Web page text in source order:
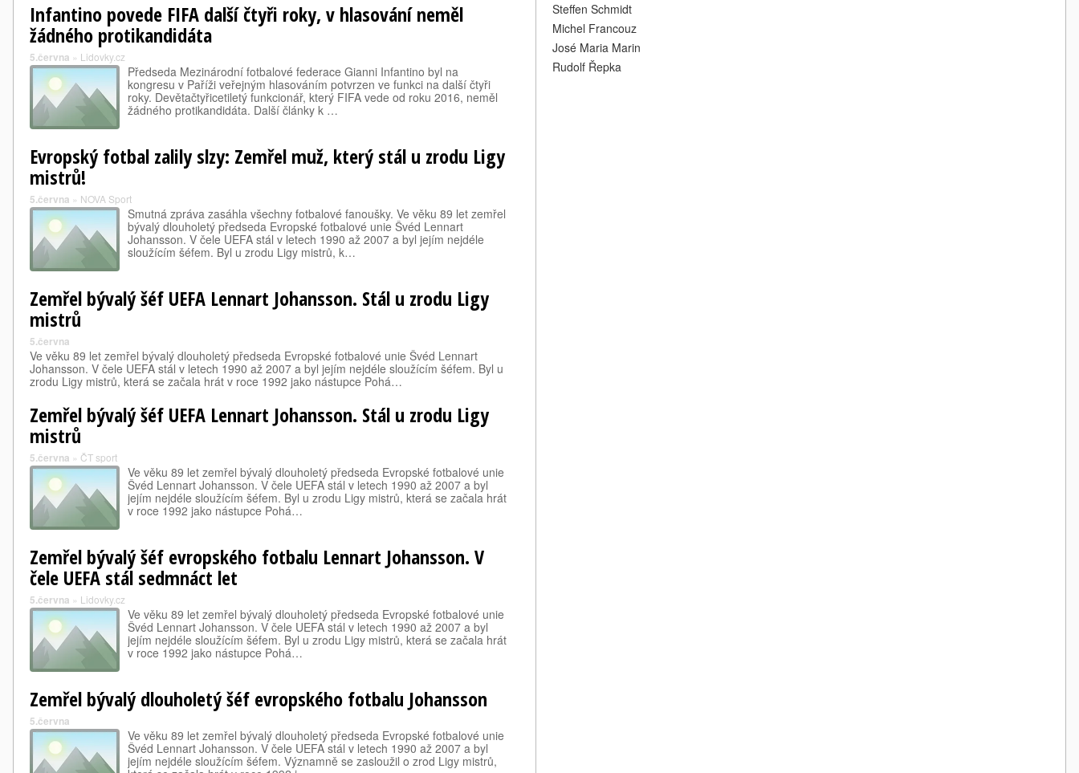
Infantino povede FIFA další čtyři roky, v hlasování neměl
žádného protikandidáta
5.června » Lidovky.cz
Předseda Mezinárodní fotbalové federace Gianni Infantino byl na
kongresu v Paříži veřejným hlasováním potvrzen ve funkci na další čtyři
roky. Devětačtyřicetiletý funkcionář, který FIFA vede od roku 2016, neměl
žádného protikandidáta. Další články k …
Evropský fotbal zalily slzy: Zemřel muž, který stál u zrodu Ligy
mistrů!
5.června » NOVA Sport
Smutná zpráva zasáhla všechny fotbalové fanoušky. Ve věku 89 let zemřel
bývalý dlouholetý předseda Evropské fotbalové unie Švéd Lennart
Johansson. V čele UEFA stál v letech 1990 až 2007 a byl jejím nejdéle
sloužícím šéfem. Byl u zrodu Ligy mistrů, k…
Zemřel bývalý šéf UEFA Lennart Johansson. Stál u zrodu Ligy
mistrů
5.června
Ve věku 89 let zemřel bývalý dlouholetý předseda Evropské fotbalové unie Švéd Lennart
Johansson. V čele UEFA stál v letech 1990 až 2007 a byl jejím nejdéle sloužícím šéfem. Byl u
zrodu Ligy mistrů, která se začala hrát v roce 1992 jako nástupce Pohá…
Zemřel bývalý šéf UEFA Lennart Johansson. Stál u zrodu Ligy
mistrů
5.června » ČT sport
Ve věku 89 let zemřel bývalý dlouholetý předseda Evropské fotbalové unie
Švéd Lennart Johansson. V čele UEFA stál v letech 1990 až 2007 a byl
jejím nejdéle sloužícím šéfem. Byl u zrodu Ligy mistrů, která se začala hrát
v roce 1992 jako nástupce Pohá…
Zemřel bývalý šéf evropského fotbalu Lennart Johansson. V
čele UEFA stál sedmnáct let
5.června » Lidovky.cz
Ve věku 89 let zemřel bývalý dlouholetý předseda Evropské fotbalové unie
Švéd Lennart Johansson. V čele UEFA stál v letech 1990 až 2007 a byl
jejím nejdéle sloužícím šéfem. Byl u zrodu Ligy mistrů, která se začala hrát
v roce 1992 jako nástupce Pohá…
Zemřel bývalý dlouholetý šéf evropského fotbalu Johansson
5.června
Ve věku 89 let zemřel bývalý dlouholetý předseda Evropské fotbalové unie
Švéd Lennart Johansson. V čele UEFA stál v letech 1990 až 2007 a byl
jejím nejdéle sloužícím šéfem. Významně se zasloužil o zrod Ligy mistrů,
Steffen Schmidt
Michel Francouz
José Maria Marin
Rudolf Řepka